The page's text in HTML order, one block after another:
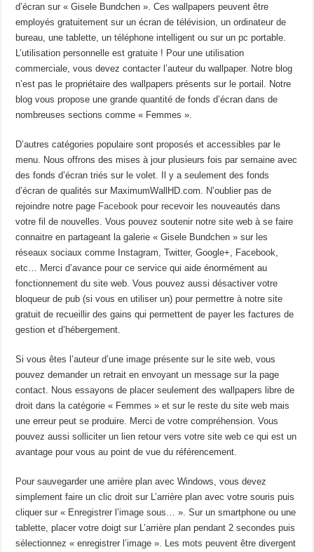
d’écran sur « Gisele Bundchen ». Ces wallpapers peuvent être
employés gratuitement sur un écran de télévision, un ordinateur de
bureau, une tablette, un téléphone intelligent ou sur un pc portable.
L’utilisation personnelle est gratuite ! Pour une utilisation
commerciale, vous devez contacter l’auteur du wallpaper. Notre blog
n’est pas le propriétaire des wallpapers présents sur le portail. Notre
blog vous propose une grande quantité de fonds d’écran dans de
nombreuses sections comme « Femmes ».
D’autres catégories populaire sont proposés et accessibles par le
menu. Nous offrons des mises à jour plusieurs fois par semaine avec
des fonds d’écran triés sur le volet. Il y a seulement des fonds
d’écran de qualités sur MaximumWallHD.com. N’oublier pas de
rejoindre notre page Facebook pour recevoir les nouveautés dans
votre fil de nouvelles. Vous pouvez soutenir notre site web à se faire
connaitre en partageant la galerie « Gisele Bundchen » sur les
réseaux sociaux comme Instagram, Twitter, Google+, Facebook,
etc… Merci d’avance pour ce service qui aide énormément au
fonctionnement du site web. Vous pouvez aussi désactiver votre
bloqueur de pub (si vous en utiliser un) pour permettre à notre site
gratuit de recueillir des gains qui permettent de payer les factures de
gestion et d’hébergement.
Si vous êtes l’auteur d’une image présente sur le site web, vous
pouvez demander un retrait en envoyant un message sur la page
contact. Nous essayons de placer seulement des wallpapers libre de
droit dans la catégorie « Femmes » et sur le reste du site web mais
une erreur peut se produire. Merci de votre compréhension. Vous
pouvez aussi solliciter un lien retour vers votre site web ce qui est un
avantage pour vous au point de vue du référencement.
Pour sauvegarder une arrière plan avec Windows, vous devez
simplement faire un clic droit sur L’arrière plan avec votre souris puis
cliquer sur « Enregistrer l’image sous… ». Sur un smartphone ou une
tablette, placer votre doigt sur L’arrière plan pendant 2 secondes puis
sélectionnez « enregistrer l’image ». Les mots peuvent être divergent